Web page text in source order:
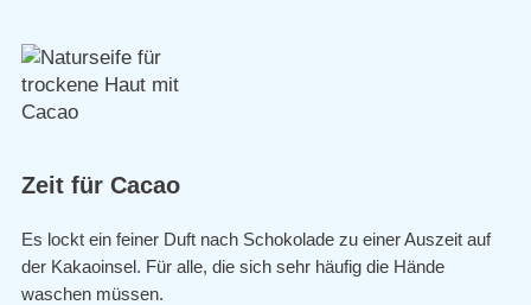
Zeit für Cacao
Es lockt ein feiner Duft nach Schokolade zu einer Auszeit auf
der Kakaoinsel. Für alle, die sich sehr häufig die Hände
waschen müssen.